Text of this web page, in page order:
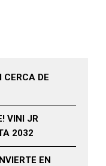
CERCA DE
VINI JR
2032
EN